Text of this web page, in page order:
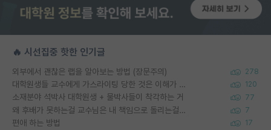
🔥 시선집중 핫한 인기글
외부에서 괜찮은 랩을 알아보는 방법 (장문주의) 278
대학원생들 교수에게 가스라이팅 당한 것은 이해가 갑니다. 안타깝네요. 120
소재분야 석박사 대학원생 + 물박사들이 착각하는 거 77
왜 후배가 못하는걸 교수님은 내 책임으로 돌리는걸까요? 7
편애 하는 방법 17